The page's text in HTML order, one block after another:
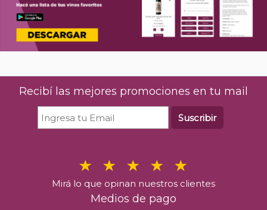
The Hakuto Premium Matsui Gin
700 ml
Comprar
$
Recibí las mejores promociones en tu mail
Suscribir
Mirá lo que opinan nuestros clientes
Medios de pago